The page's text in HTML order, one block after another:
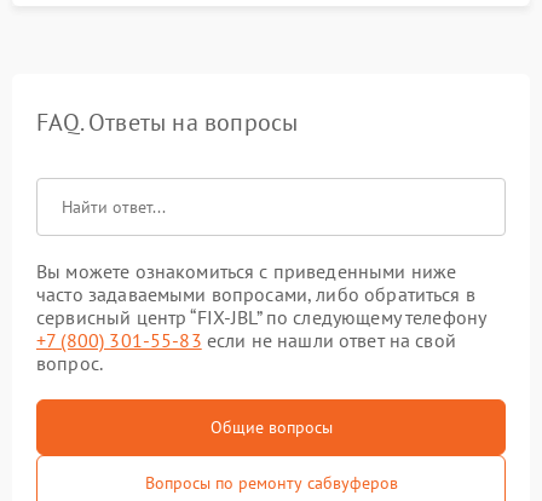
FAQ. Ответы на вопросы
Вы можете ознакомиться с приведенными ниже
часто задаваемыми вопросами, либо обратиться в
сервисный центр “FIX-JBL” по следующему телефону
+7 (800) 301-55-83 если не нашли ответ на свой
вопрос.
Общие вопросы
Вопросы по ремонту сабвуферов